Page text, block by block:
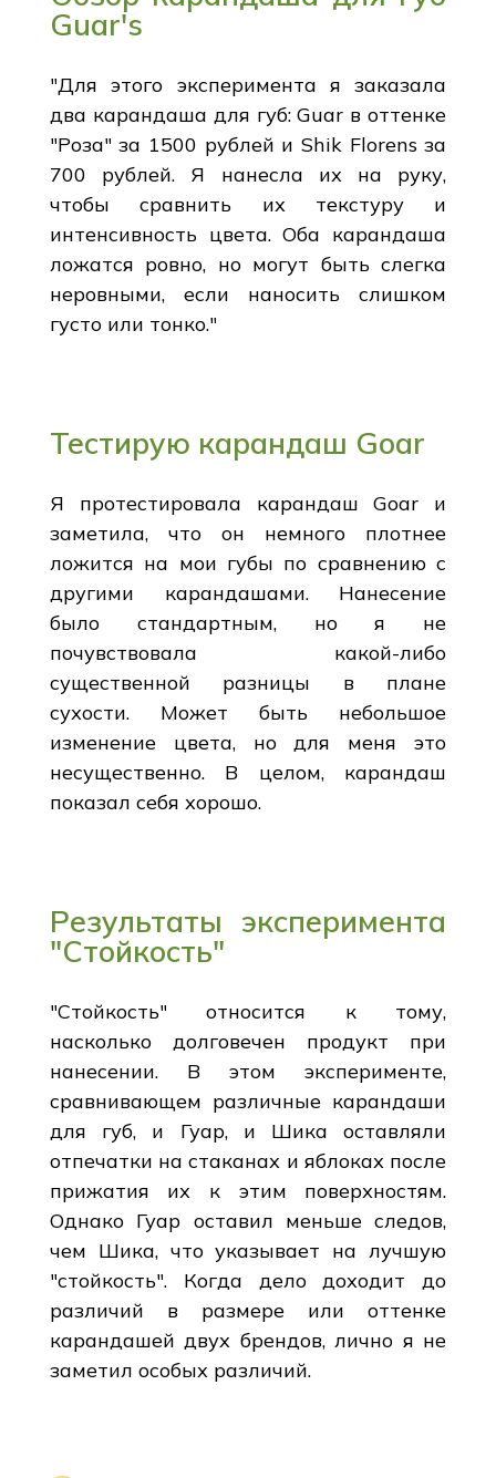
Guar's
"Для этого эксперимента я заказала
два карандаша для губ: Guar в оттенке
"Роза" за 1500 рублей и Shik Florens за
700 рублей. Я нанесла их на руку,
чтобы сравнить их текстуру и
интенсивность цвета. Оба карандаша
ложатся ровно, но могут быть слегка
неровными, если наносить слишком
густо или тонко."
Тестирую карандаш Goar
Я протестировала карандаш Goar и
заметила, что он немного плотнее
ложится на мои губы по сравнению с
другими карандашами. Нанесение
было стандартным, но я не
почувствовала какой-либо
существенной разницы в плане
сухости. Может быть небольшое
изменение цвета, но для меня это
несущественно. В целом, карандаш
показал себя хорошо.
Результаты эксперимента
"Стойкость"
"Стойкость" относится к тому,
насколько долговечен продукт при
нанесении. В этом эксперименте,
сравнивающем различные карандаши
для губ, и Гуар, и Шика оставляли
отпечатки на стаканах и яблоках после
прижатия их к этим поверхностям.
Однако Гуар оставил меньше следов,
чем Шика, что указывает на лучшую
"стойкость". Когда дело доходит до
различий в размере или оттенке
карандашей двух брендов, лично я не
заметил особых различий.